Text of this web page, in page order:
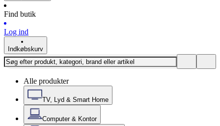
Find butik
Log ind
Indkøbskurv
Alle produkter
TV, Lyd & Smart Home
Computer & Kontor